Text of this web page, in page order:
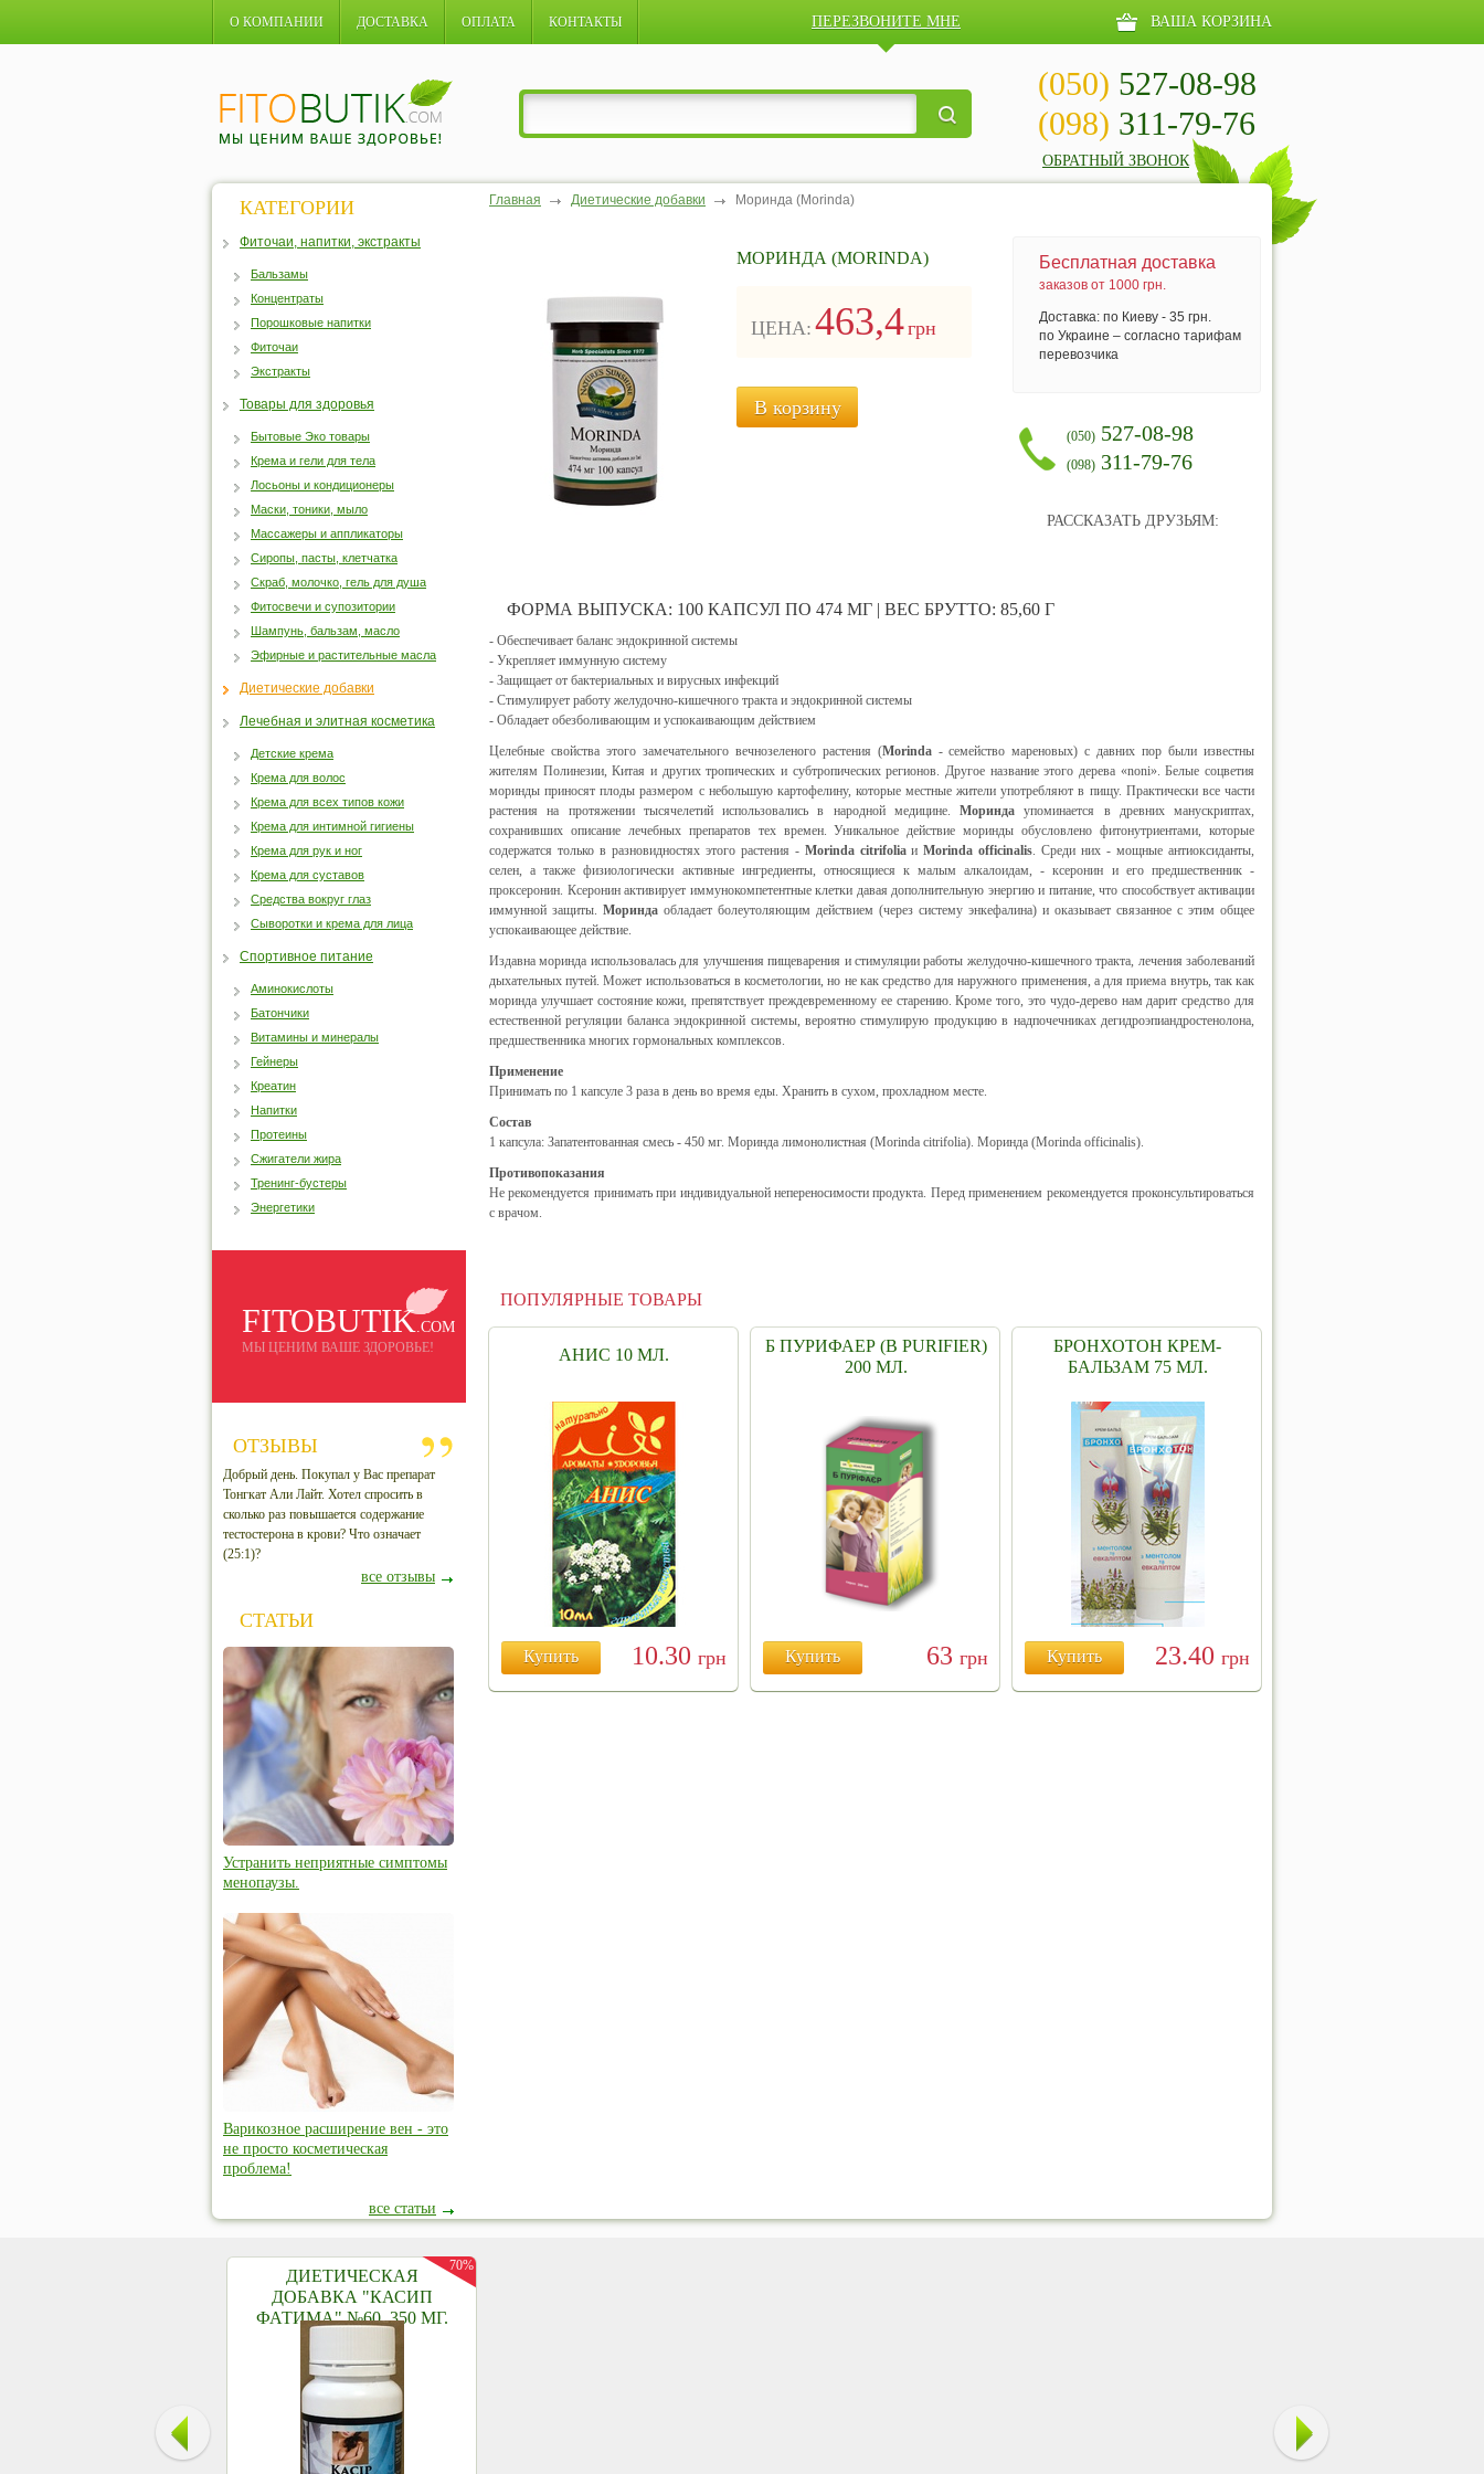
О КОМПАНИИ ДОСТАВКА ОПЛАТА КОНТАКТЫ ПЕРЕЗВОНИТЕ МНЕ ВАША КОРЗИНА
(050) 527-08-98
(098) 311-79-76
ОБРАТНЫЙ ЗВОНОК
Главная Диетические добавки Моринда (Morinda)
МОРИНДА (MORINDA)
ЦЕНА: 463,4грн
В корзину
Бесплатная доставка
заказов от 1000 грн.
Доставка: по Киеву - 35 грн.
по Украине – согласно тарифам
перевозчика
(050) 527-08-98
(098) 311-79-76
РАССКАЗАТЬ ДРУЗЬЯМ:
ФОРМА ВЫПУСКА: 100 КАПСУЛ ПО 474 МГ | ВЕС БРУТТО: 85,60 Г
- Обеспечивает баланс эндокринной системы
- Укрепляет иммунную систему
- Защищает от бактериальных и вирусных инфекций
- Стимулирует работу желудочно-кишечного тракта и эндокринной системы
- Обладает обезболивающим и успокаивающим действием
Целебные свойства этого замечательного вечнозеленого растения (Morinda- семейство мареновых) с давних пор были известны
жителям Полинезии, Китая и других тропических и субтропических регионов. Другое название этого дерева «noni». Белые соцветия
моринды приносят плоды размером с небольшую картофелину, которые местные жители употребляют в пищу. Практически все части
растения на протяжении тысячелетий использовались в народной медицине. Моринда упоминается в древних манускриптах,
сохранивших описание лечебных препаратов тех времен. Уникальное действие моринды обусловлено фитонутриентами, которые
содержатся только в разновидностях этого растения - Morinda citrifoliaиMorinda officinalis. Среди них - мощные антиоксиданты,
селен, а также физиологически активные ингредиенты, относящиеся к малым алкалоидам, - ксеронин и его предшественник -
проксеронин. Ксеронин активирует иммунокомпетентные клетки давая дополнительную энергию и питание, что способствует активации
иммунной защиты. Моринда обладает болеутоляющим действием (через систему энкефалина) и оказывает связанное с этим общее
успокаивающее действие.
Издавна моринда использовалась для улучшения пищеварения и стимуляции работы желудочно-кишечного тракта, лечения заболеваний
дыхательных путей. Может использоваться в косметологии, но не как средство для наружного применения, а для приема внутрь, так как
моринда улучшает состояние кожи, препятствует преждевременному ее старению. Кроме того, это чудо-дерево нам дарит средство для
естественной регуляции баланса эндокринной системы, вероятно стимулирую продукцию в надпочечниках дегидроэпиандростенолона,
предшественника многих гормональных комплексов.
Применение
Принимать по 1 капсуле 3 раза в день во время еды. Хранить в сухом, прохладном месте.
Состав
1 капсула: Запатентованная смесь - 450 мг. Моринда лимонолистная (Morinda citrifolia). Моринда (Morinda officinalis).
Противопоказания
Не рекомендуется принимать при индивидуальной непереносимости продукта. Перед применением рекомендуется проконсультироваться
c врачом.
ПОПУЛЯРНЫЕ ТОВАРЫ
АНИС 10 МЛ.
Купить 10.30 грн
Б ПУРИФАЕР (B PURIFIER)
200 МЛ.
Купить 63 грн
БРОНХОТОН КРЕМ-
БАЛЬЗАМ 75 МЛ.
Купить 23.40 грн
КАТЕГОРИИ
Фиточаи, напитки, экстракты
Бальзамы
Концентраты
Порошковые напитки
Фиточаи
Экстракты
Товары для здоровья
Бытовые Эко товары
Крема и гели для тела
Лосьоны и кондиционеры
Маски, тоники, мыло
Массажеры и аппликаторы
Сиропы, пасты, клетчатка
Скраб, молочко, гель для душа
Фитосвечи и супозитории
Шампунь, бальзам, масло
Эфирные и растительные масла
Диетические добавки
Лечебная и элитная косметика
Детские крема
Крема для волос
Крема для всех типов кожи
Крема для интимной гигиены
Крема для рук и ног
Крема для суставов
Средства вокруг глаз
Сыворотки и крема для лица
Спортивное питание
Аминокислоты
Батончики
Витамины и минералы
Гейнеры
Креатин
Напитки
Протеины
Сжигатели жира
Тренинг-бустеры
Энергетики
FITOBUTIK.COM
МЫ ЦЕНИМ ВАШЕ ЗДОРОВЬЕ!
ОТЗЫВЫ
Добрый день. Покупал у Вас препарат
Тонгкат Али Лайт. Хотел спросить в
сколько раз повышается содержание
тестостерона в крови? Что означает
(25:1)?
все отзывы
СТАТЬИ
Устранить неприятные симптомы
менопаузы.
Варикозное расширение вен - это
не просто косметическая
проблема!
все статьи
ДИЕТИЧЕСКАЯ
ДОБАВКА "КАСИП
ФАТИМА" №60, 350 МГ.
70%